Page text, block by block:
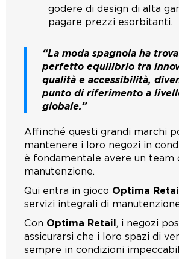
godere di design di alta
pagare prezzi esorbitanti.
“La moda spagnola ha
perfetto equilibrio tra
qualità e accessibilità,
punto di riferimento a
globale.”
Affinché questi grandi marchi
mantenere i loro negozi in
è fondamentale avere un team
manutenzione.
Qui entra in gioco Optima
servizi integrali di
Con Optima Retail, i negozi
assicurarsi che i loro spazi di
sempre in condizioni